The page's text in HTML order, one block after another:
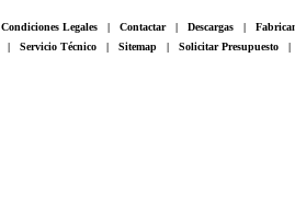
Condiciones Legales | Contactar| Descargas |
| Servicio Técnico | Sitemap | Solicitar Presupuesto